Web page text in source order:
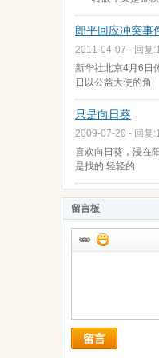
郎平回应冲突事
2011-04-07 - 回复
新华社北京4月6日
日以公益大使的角
只是向日葵
2009-07-20 - 回复
喜欢向日葵，浸在
是找的 轻轻的
留言板
留言